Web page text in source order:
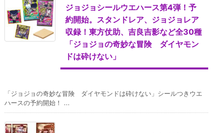
ジョジョシールウエハース第4弾！予
約開始。スタンドレア、ジョジョレア
収録！東方仗助、吉良吉影など全30種
「ジョジョの奇妙な冒険 ダイヤモン
ドは砕けない」
「ジョジョの奇妙な冒険 ダイヤモンドは砕けない」シールつきウエ
ハースの予約開始！ ...